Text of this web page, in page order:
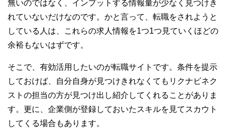
無いのではなく、インプットする情報量が少なく見つけき
れていないだけなのです。かと言って、転職をされようと
している人は、これらの求人情報を1つ1つ見ていくほどの
余裕もないはずです。
そこで、有効活用したいのが転職サイトです。条件を提示
しておけば、自分自身が見つけきれなくてもリクナビネク
ストの担当の方が見つけ出し紹介してくれることがありま
す。更に、企業側が登録しておいたスキルを見てスカウト
してくる場合もあります。